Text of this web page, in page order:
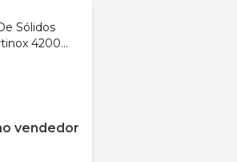
Sólidos
4200
vendedor